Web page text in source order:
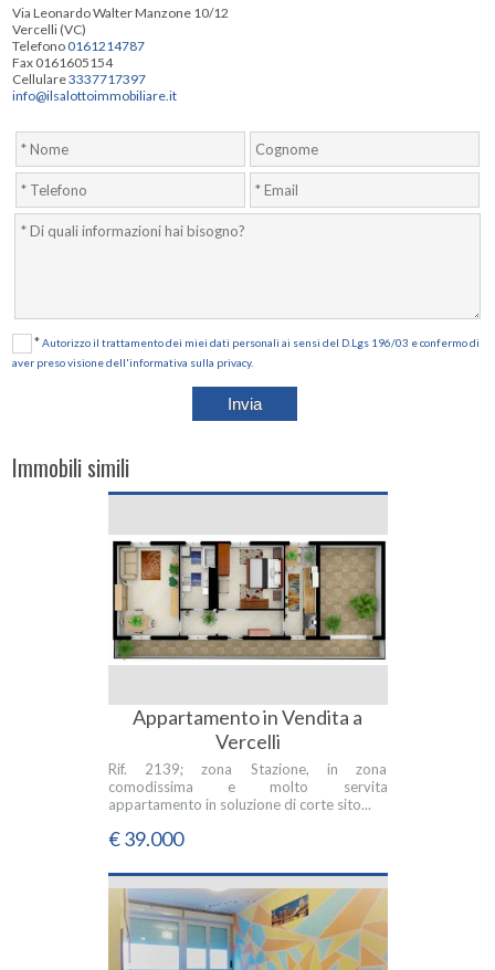
Via Leonardo Walter Manzone 10/12
Vercelli (VC)
Telefono0161214787
Fax 0161605154
Cellulare3337717397
info@ilsalottoimmobiliare.it
*Autorizzo il trattamento dei miei dati personali ai sensi del D.Lgs 196/03 e confermo di
aver preso visione dell'informativa sulla privacy.
Immobili simili
Appartamento in Vendita a
Vercelli
Rif. 2139; zona Stazione, in zona
comodissima e molto servita
appartamento in soluzione di corte sito...
€ 39.000